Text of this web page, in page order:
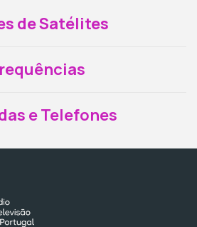
de Satélites
e Telefones